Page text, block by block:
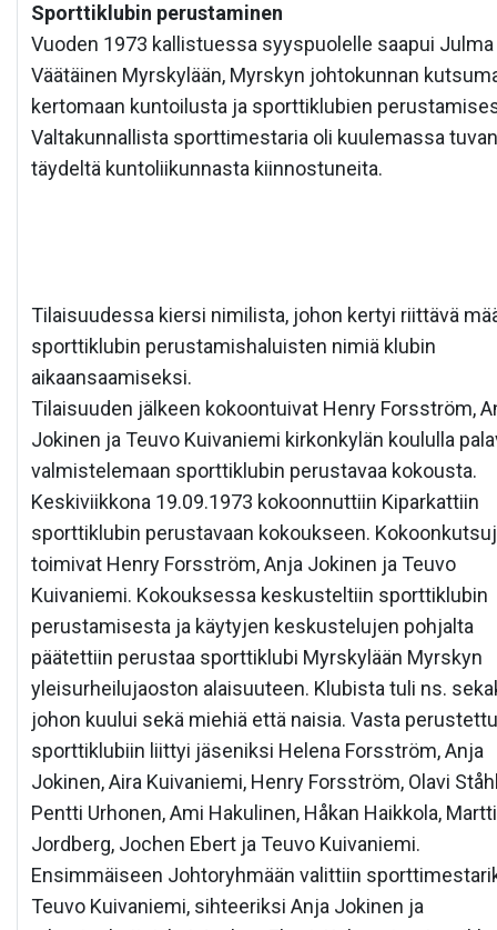
Sporttiklubin perustaminen
Vuoden 1973 kallistuessa syyspuolelle saapui
Väätäinen Myrskylään, Myrskyn johtokunnan
kertomaan kuntoilusta ja sporttiklubien
Valtakunnallista sporttimestaria oli kuulemassa tuvan
täydeltä kuntoliikunnasta kiinnostuneita.
Tilaisuudessa kiersi nimilista, johon kertyi riittävä
sporttiklubin perustamishaluisten nimiä klubin
aikaansaamiseksi.
Tilaisuuden jälkeen kokoontuivat Henry Forsström,
Jokinen ja Teuvo Kuivaniemi kirkonkylän koululla
valmistelemaan sporttiklubin perustavaa kokousta.
Keskiviikkona 19.09.1973 kokoonnuttiin Kiparkattiin
sporttiklubin perustavaan kokoukseen.
toimivat Henry Forsström, Anja Jokinen ja Teuvo
Kuivaniemi. Kokouksessa keskusteltiin sporttiklubin
perustamisesta ja käytyjen keskustelujen pohjalta
päätettiin perustaa sporttiklubi Myrskylään Myrskyn
yleisurheilujaoston alaisuuteen. Klubista tuli ns.
johon kuului sekä miehiä että naisia. Vasta
sporttiklubiin liittyi jäseniksi Helena Forsström, Anja
Jokinen, Aira Kuivaniemi, Henry Forsström, Olavi
Pentti Urhonen, Ami Hakulinen, Håkan Haikkola, Martti
Jordberg, Jochen Ebert ja Teuvo Kuivaniemi.
Ensimmäiseen Johtoryhmään valittiin
Teuvo Kuivaniemi, sihteeriksi Anja Jokinen ja